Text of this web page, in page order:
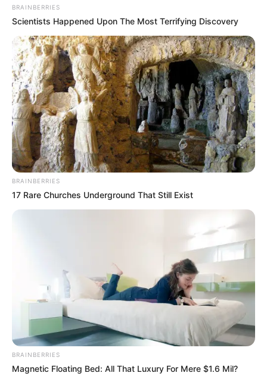
BRAINBERRIES
Scientists Happened Upon The Most Terrifying Discovery
BRAINBERRIES
17 Rare Churches Underground That Still Exist
BRAINBERRIES
Magnetic Floating Bed: All That Luxury For Mere $1.6 Mil?